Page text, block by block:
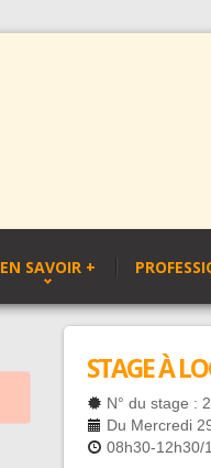
EN SAVOIR +
STAGE À
N° du stage :
Du Mercredi
08h30-12h30/